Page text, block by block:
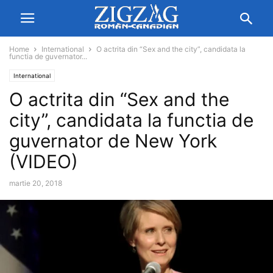
Home International
O actrita din “Sex and the city”, candidata la
functia de guvernator...
International
O actrita din “Sex and the
city”, candidata la functia de
guvernator de New York
(VIDEO)
martie 20, 2018